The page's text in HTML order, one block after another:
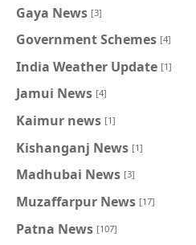
Gaya News [3]
Government Schemes [4]
India Weather Update [1]
Jamui News [4]
Kaimur news [1]
Kishanganj News [1]
Madhubai News [3]
Muzaffarpur News [17]
Patna News [107]